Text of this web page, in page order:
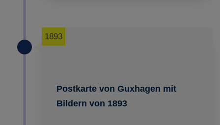
Postkarte von Guxhagen mit
Bildern von 1893
1893